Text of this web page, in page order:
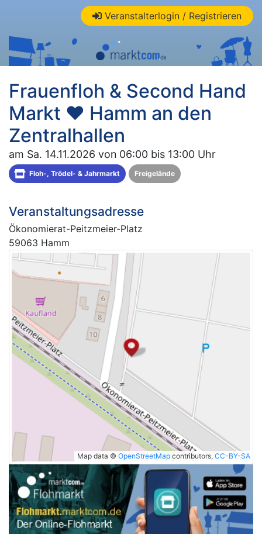
Veranstalterlogin / Registrieren
Frauenfloh & Second Hand
Markt ❤ Hamm an den
Zentralhallen
am Sa. 14.11.2026 von 06:00 bis 13:00 Uhr
Floh-, Trödel- & Jahrmarkt Freigelände
Veranstaltungsadresse
Ökonomierat-Peitzmeier-Platz
59063 Hamm
Map data © OpenStreetMap contributors, CC-BY-SA